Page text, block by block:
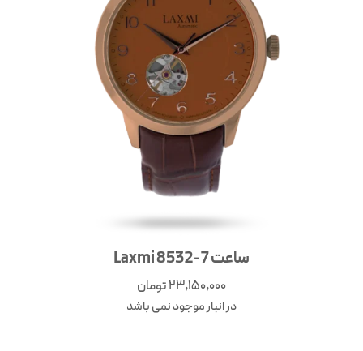
ساعت Laxmi 8532-7
23,150,000تومان
در انبار موجود نمی باشد